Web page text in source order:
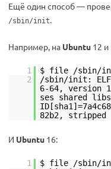
Ещё один способ —
/sbin/init.
Например, на Ubuntu 12 и
1
$ file /sbin/
2
/sbin/init:
6-64, version
ses shared
82b2, stripped
И Ubuntu 16:
1
$ file /sbin/